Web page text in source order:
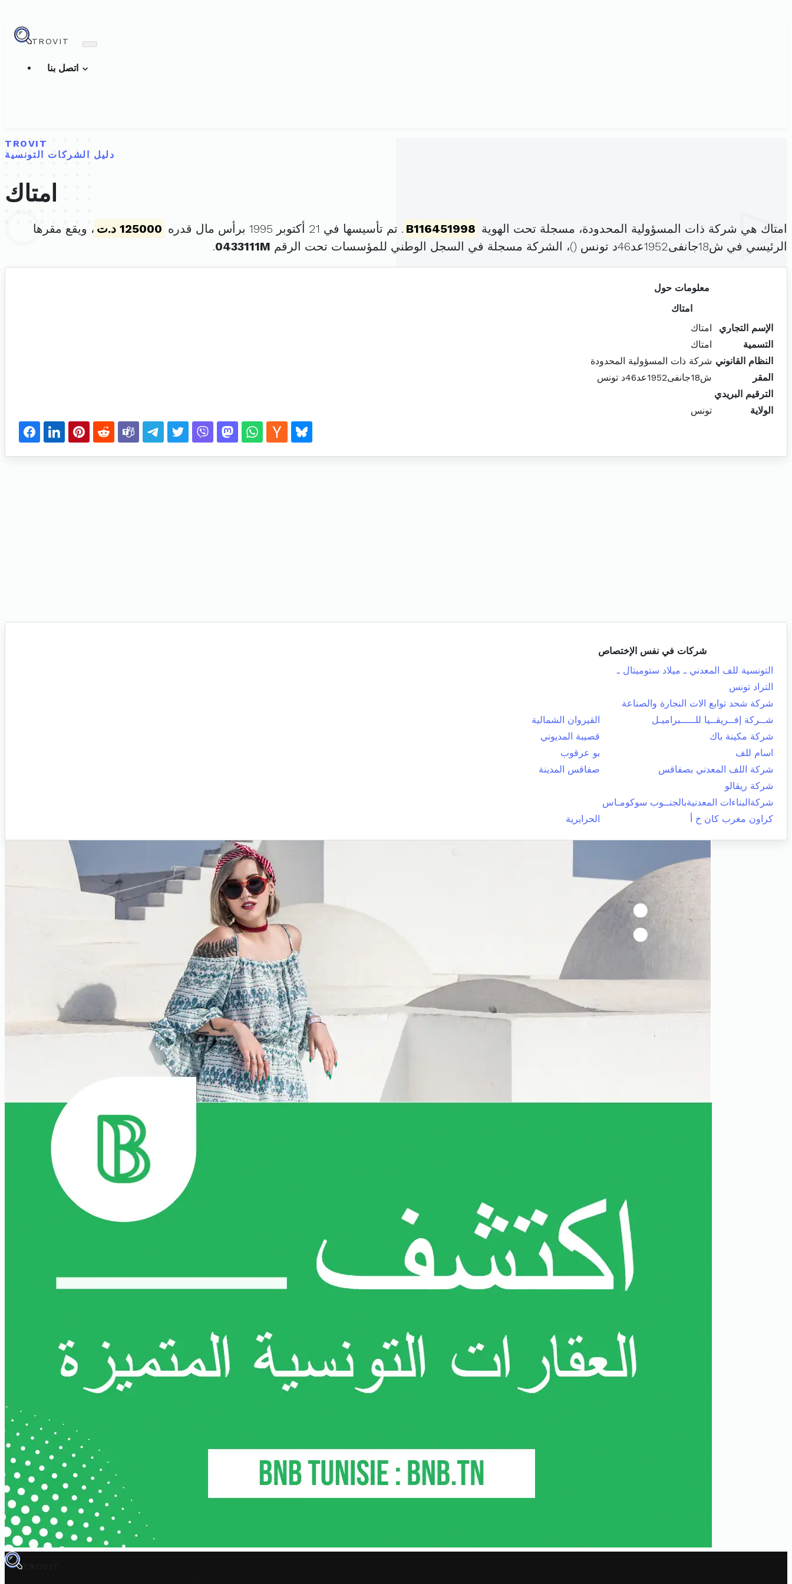
TROVIT
TROVIT
دليل الشركات التونسية
امتاك
امتاك هي شركة ذات المسؤولية المحدودة، مسجلة تحت الهوية B116451998 . تم تأسيسها في 21 أكتوبر 1995 برأس مال قدره 125000 د.ت
، ويقع مقرها
الرئيسي في ش18جانفى1952عد46د تونس (
)، الشركة مسجلة في السجل الوطني للمؤسسات تحت الرقم 0433111M
.
معلومات حول
امتاك
الإسم التجاري
امتاك
التسمية
امتاك
النظام القانوني شركة ذات المسؤولية المحدودة
المقر
ش18جانفى1952عد46د تونس
الترقيم البريدي
الولاية
تونس
شركات في نفس الإختصاص
التونسية للف المعدني ـ ميلاد ستوميتال ـ
التراد تونس
شركة شحد توابع الات النجارة والصناعة
شــركة إفــريقــيا للـــــبراميـل
القيروان الشمالية
شركة مكينة باك
قصيبة المديوني
اسام للف
بو عرقوب
شركة اللف المعدني بصفاقس
صفاقس المدينة
شركة ريقالو
شركةالبناءات المعدنيةبالجنــوب سوكومـاس
كراون مغرب كان خ أ
الحرايرية
TROVIT